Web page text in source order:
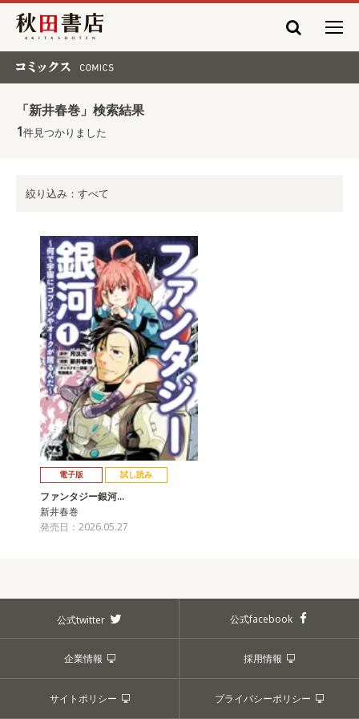
秋田書店
「新井春巻」検索結果
1件見つかりました
絞り込み：すべて
電子版 試し読み
ファンタジー銀河…
新井春巻
発売日：2026.05.27
公式twitter 公式facebook
企業情報 採用情報
サイトポリシー プライバシーポリシー